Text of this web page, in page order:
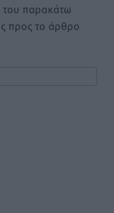
του παρακάτω
προς το άρθρο